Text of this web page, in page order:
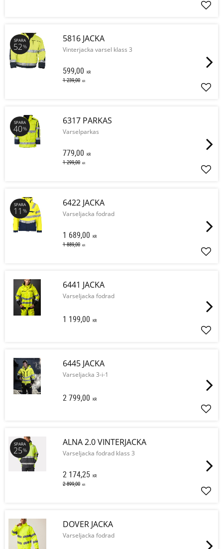
5816 JACKA
Vinterjacka varsel klass 3
599,00 KR
1 239,00 KR
SPARA
52%
6317 PARKAS
Varselparkas
779,00 KR
1 299,00 KR
SPARA
40%
6422 JACKA
Varseljacka fodrad
1 689,00 KR
1 889,00 KR
SPARA
11 %
6441 JACKA
Varseljacka fodrad
1 199,00 KR
6445 JACKA
Varseljacka 3-i-1
2 799,00 KR
ALNA 2.0 VINTERJACKA
Varseljacka fodrad klass 3
2 174,25 KR
2 899,00 KR
SPARA
25%
DOVER JACKA
Varseljacka fodrad